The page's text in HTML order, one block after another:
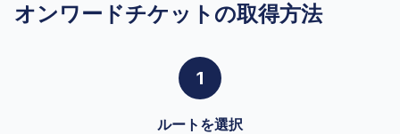
オンワードチケットの取得方法
1
ルートを選択